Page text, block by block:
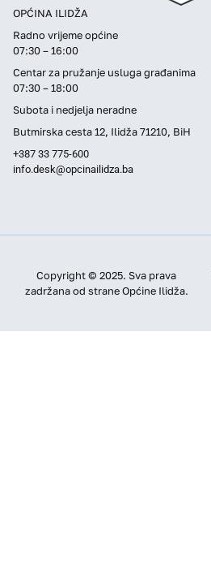
OPĆINA ILIDŽA
Radno vrijeme općine
07:30 – 16:00
Centar za pružanje usluga građanima
07:30 – 18:00
Subota i nedjelja neradne
Butmirska cesta 12, Ilidža 71210, BiH
+387 33 775-600
info.desk@opcinailidza.ba
Copyright © 2025. Sva prava
zadržana od strane Općine Ilidža.